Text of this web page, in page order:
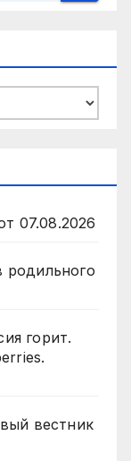
07.08.2026
горит.
вестник